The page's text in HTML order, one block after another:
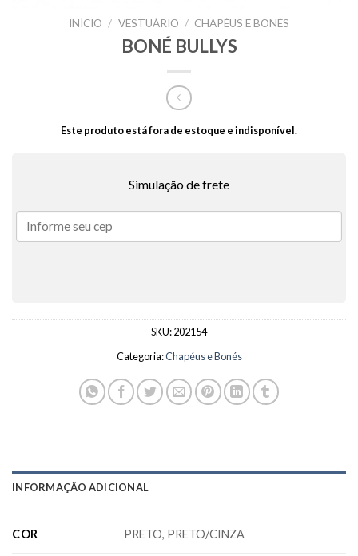
INÍCIO / VESTUÁRIO / CHAPÉUS E BONÉS
BONÉ BULLYS
Este produto está fora de estoque e indisponível.
Simulação de frete
SKU:202154
Categoria:Chapéus e Bonés
INFORMAÇÃO ADICIONAL
COR PRETO, PRETO/CINZA